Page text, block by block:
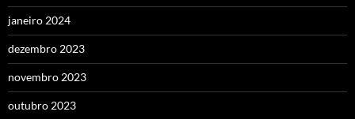
janeiro 2024
dezembro 2023
novembro 2023
outubro 2023